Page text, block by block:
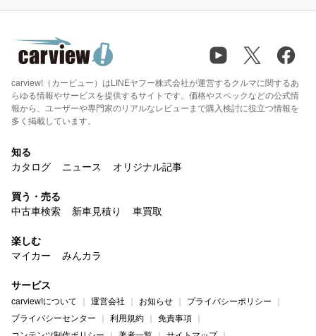
carview!（カービュー）はLINEヤフー株式会社が運営するクルマに関するあ
らゆる情報やサービスを提供するサイトです。価格やスペックなどの公式情
報から、ユーザーや専門家のリアルなレビューまで購入検討に役立つ情報を
多く掲載しています。
知る
カタログ
ニュース オリジナル記事
買う・売る
中古車検索
新車見積り 車買取
楽しむ
マイカー
みんカラ
サービス
carview!について 運営会社 お知らせ
プライバシーポリシー
プライバシーセンター
利用規約
免責事項